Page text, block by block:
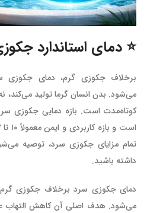
⭐️ دمای استاندارد
برخلاف جکوزی گرم، دمای جکوزی
می‌شود. بدن انسان گرما تولید می‌کند،
تمام مزایای جکوزی سرد، توصیه
داشته باشید.
دمای جکوزی سرد برخلاف جکوزی
می‌شود. هدف اصلی آن کاهش التهاب